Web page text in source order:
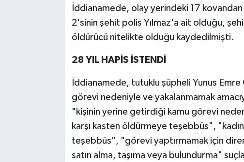
İddianamede, olay yerindeki 17
2'sinin şehit polis Yılmaz'a ait olduğu,
öldürücü nitelikte olduğu kaydedilmişti.
28 YIL HAPİS İSTENDİ
İddianamede, tutuklu şüpheli Yunus
görevi nedeniyle ve yakalanmamak
"kişinin yerine getirdiği kamu görevi
karşı kasten öldürmeye teşebbüs",
teşebbüs", "görevi yaptırmamak için
satın alma, taşıma veya bulundurma"